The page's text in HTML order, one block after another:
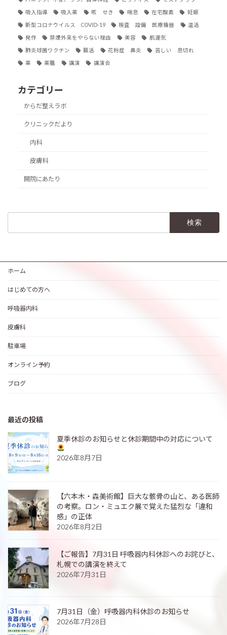
吸入指導 吸入薬 咳 せき 喘息 在宅酸素 妊娠
新型コロナウイルス COVID-19 検査 設備 医療機器 温活
発作 禁煙外来をやらない理由 美容 肌運気
肺炎球菌ワクチン 腸活 花粉症 鼻炎 苦しい 息切れ
薬 薬膳 講演 講演会
カテゴリー
からだ整えラボ
クリニックだより
内科
皮膚科
開院にあたり
ホーム
はじめての方へ
呼吸器内科
皮膚科
駐車場
オンライン予約
ブログ
最近の投稿
夏季休診のお知らせと休診期間中の対応について
2026年8月7日
【六本木・森美術館】巨大な骸骨の山と、ある医師
の考察。ロン・ミュエク展で覚えた猛烈な「違和
感」の正体
2026年8月2日
【ご報告】7月31日 呼吸器内科休診へのお詫びと、
札幌での講演を終えて
2026年7月31日
7月31日（金）呼吸器内科休診のお知らせ
2026年7月28日